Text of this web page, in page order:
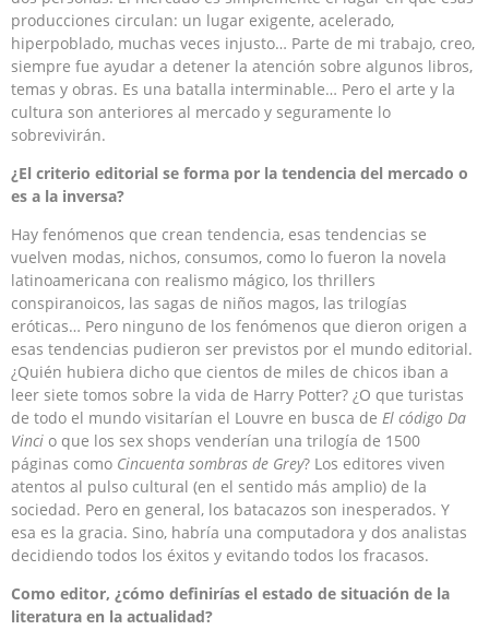
producciones circulan: un lugar exigente, acelerado,
hiperpoblado, muchas veces injusto… Parte de mi trabajo, creo,
siempre fue ayudar a detener la atención sobre algunos libros,
temas y obras. Es una batalla interminable… Pero el arte y la
cultura son anteriores al mercado y seguramente lo
sobrevivirán.
¿El criterio editorial se forma por la tendencia del mercado o
es a la inversa?
Hay fenómenos que crean tendencia, esas tendencias se
vuelven modas, nichos, consumos, como lo fueron la novela
latinoamericana con realismo mágico, los thrillers
conspiranoicos, las sagas de niños magos, las trilogías
eróticas… Pero ninguno de los fenómenos que dieron origen a
esas tendencias pudieron ser previstos por el mundo editorial.
¿Quién hubiera dicho que cientos de miles de chicos iban a
leer siete tomos sobre la vida de Harry Potter? ¿O que turistas
de todo el mundo visitarían el Louvre en busca de El código Da
Vinci o que los sex shops venderían una trilogía de 1500
páginas como Cincuenta sombras de Grey? Los editores viven
atentos al pulso cultural (en el sentido más amplio) de la
sociedad. Pero en general, los batacazos son inesperados. Y
esa es la gracia. Sino, habría una computadora y dos analistas
decidiendo todos los éxitos y evitando todos los fracasos.
Como editor, ¿cómo definirías el estado de situación de la
literatura en la actualidad?